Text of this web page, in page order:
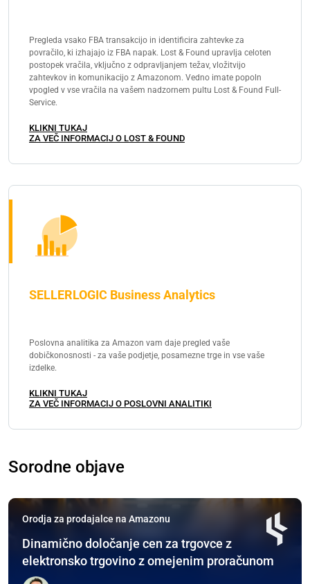
Pregleda vsako FBA transakcijo in identificira zahtevke za
povračilo, ki izhajajo iz FBA napak. Lost & Found upravlja celoten
postopek vračila, vključno z odpravljanjem težav, vložitvijo
zahtevkov in komunikacijo z Amazonom. Vedno imate popoln
vpogled v vse vračila na vašem nadzornem pultu Lost & Found Full-
Service.
KLIKNI TUKAJ
ZA VEČ INFORMACIJ O LOST & FOUND
SELLERLOGIC Business Analytics
Poslovna analitika za Amazon vam daje pregled vaše
dobičkonosnosti - za vaše podjetje, posamezne trge in vse vaše
izdelke.
KLIKNI TUKAJ
ZA VEČ INFORMACIJ O POSLOVNI ANALITIKI
Sorodne objave
Orodja za prodajalce na Amazonu
Dinamično določanje cen za trgovce z
elektronsko trgovino z omejenim proračunom